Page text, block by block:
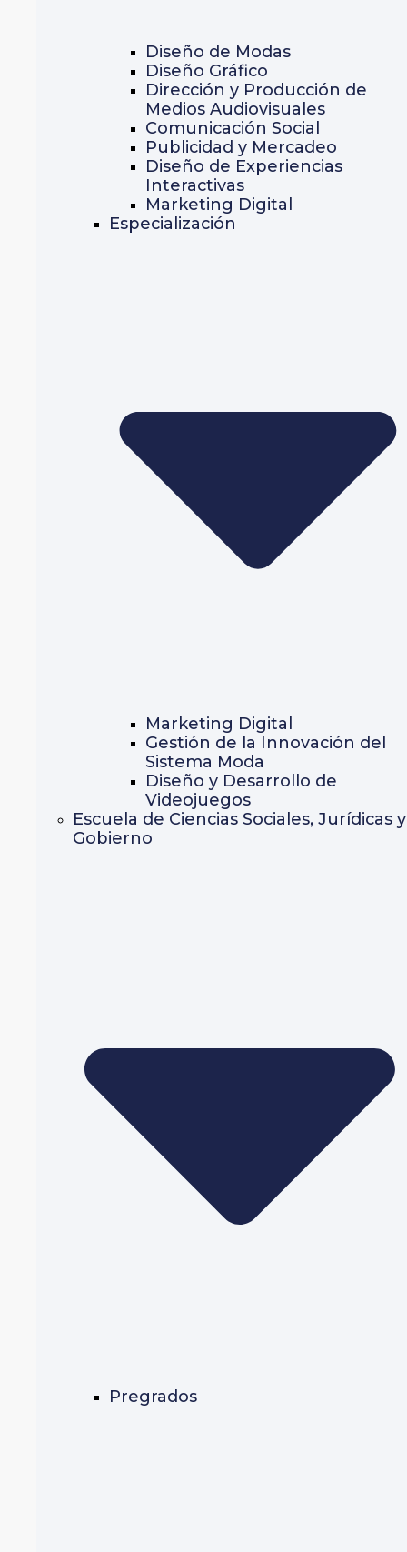
Diseño de Modas
Diseño Gráfico
Dirección y Producción de
Medios Audiovisuales
Comunicación Social
Publicidad y Mercadeo
Diseño de Experiencias
Interactivas
Marketing Digital
Especialización
Marketing Digital
Gestión de la Innovación del
Sistema Moda
Diseño y Desarrollo de
Videojuegos
Escuela de Ciencias Sociales, Jurídicas y
Gobierno
Pregrados